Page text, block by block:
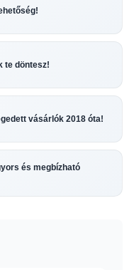
te döntesz!
vásárlók 2018 óta!
és megbízható